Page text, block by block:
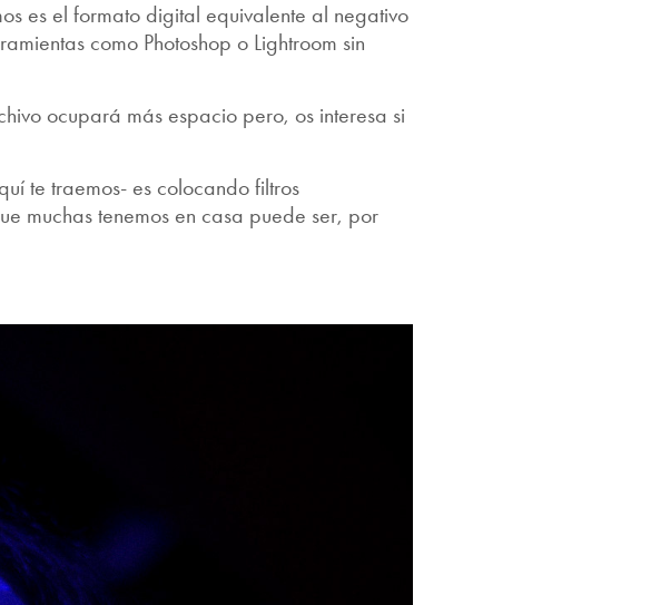
es el formato digital equivalente al negativo
como Photoshop o Lightroom sin
ocupará más espacio pero, os interesa si
te traemos- es colocando filtros
muchas tenemos en casa puede ser, por